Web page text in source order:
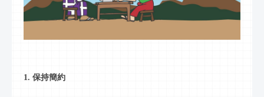
1. 保持簡約